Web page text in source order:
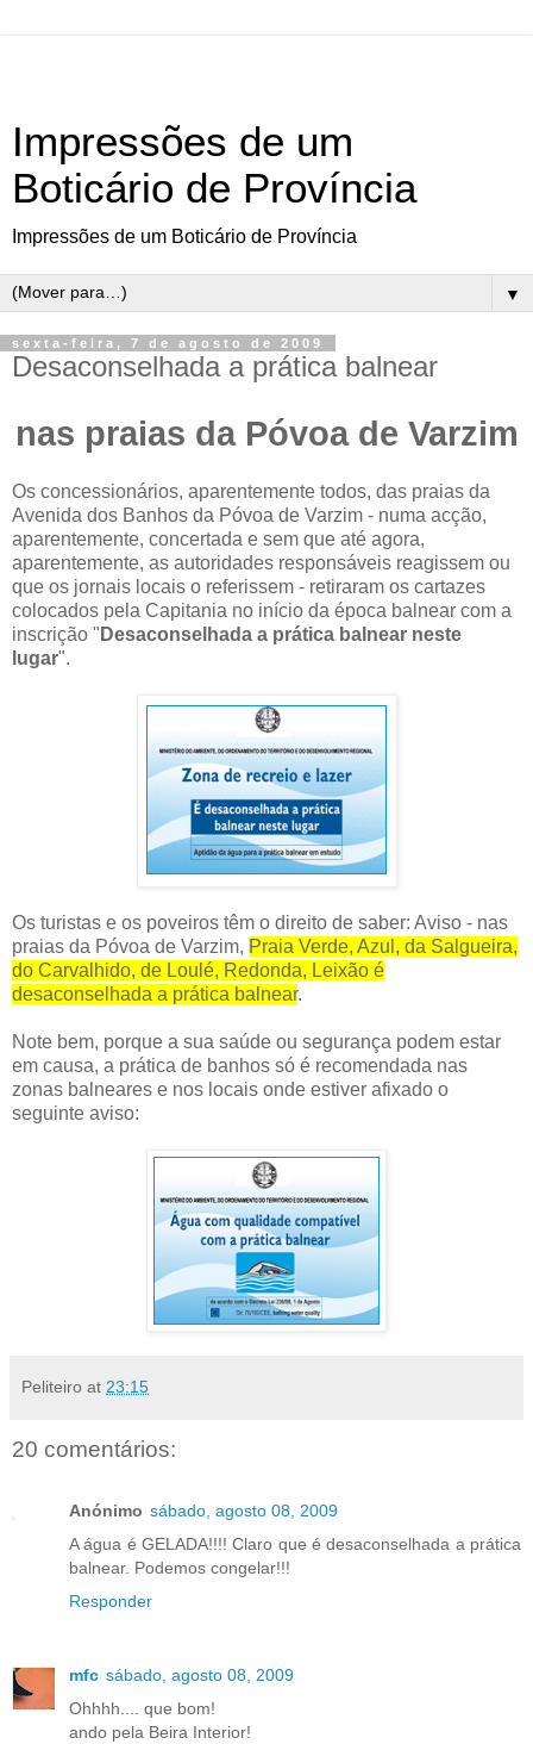
Impressões de um
Boticário de Província
Impressões de um Boticário de Província
▼
sexta-feira, 7 de agosto de 2009
Desaconselhada a prática balnear
nas praias da Póvoa de Varzim
Os concessionários, aparentemente todos, das praias da
Avenida dos Banhos da Póvoa de Varzim - numa acção,
aparentemente, concertada e sem que até agora,
aparentemente, as autoridades responsáveis reagissem ou
que os jornais locais o referissem - retiraram os cartazes
colocados pela Capitania no início da época balnear com a
inscrição " Desaconselhada a prática balnear neste
lugar".
Os turistas e os poveiros têm o direito de saber: Aviso - nas
praias da Póvoa de Varzim, Praia Verde, Azul, da Salgueira,
do Carvalhido, de Loulé, Redonda, Leixão é
desaconselhada a prática balnear.
Note bem, porque a sua saúde ou segurança podem estar
em causa, a prática de banhos só é recomendada nas
zonas balneares e nos locais onde estiver afixado o
seguinte aviso:
Peliteiro at 23:15
20 comentários:
Anónimo sábado, agosto 08, 2009
A água é GELADA!!!! Claro que é desaconselhada a prática
balnear. Podemos congelar!!!
Responder
mfc sábado, agosto 08, 2009
Ohhhh.... que bom!
ando pela Beira Interior!